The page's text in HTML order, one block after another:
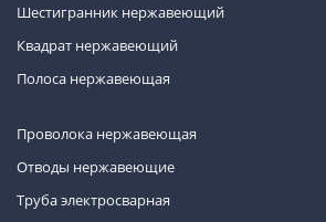
Шестигранник нержавеющий
Квадрат нержавеющий
Полоса нержавеющая
Проволока нержавеющая
Отводы нержавеющие
Труба электросварная